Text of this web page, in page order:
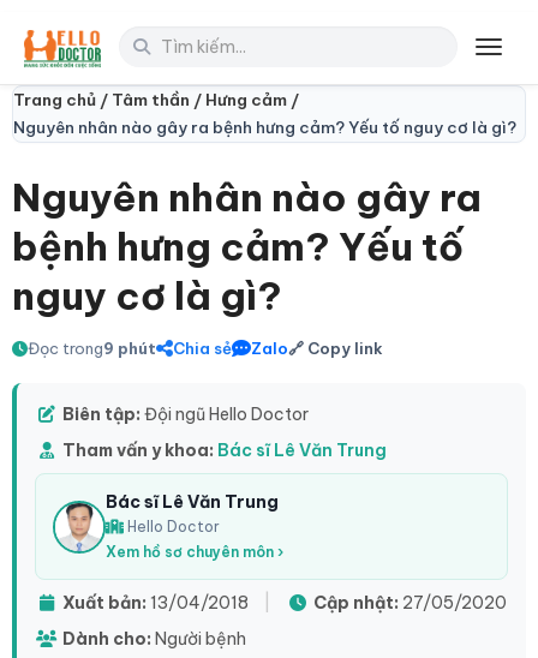
Trang chủ / Tâm thần / Hưng cảm /
Nguyên nhân nào gây ra bệnh hưng cảm? Yếu tố nguy cơ là gì?
Nguyên nhân nào gây ra
bệnh hưng cảm? Yếu tố
nguy cơ là gì?
Đọc trong9 phút Chia sẻ Zalo🔗 Copy link
Biên tập: Đội ngũ Hello Doctor
Tham vấn y khoa: Bác sĩ Lê Văn Trung
Bác sĩ Lê Văn Trung
Hello Doctor
Xem hồ sơ chuyên môn ›
Xuất bản: 13/04/2018 Cập nhật: 27/05/2020
Dành cho: Người bệnh